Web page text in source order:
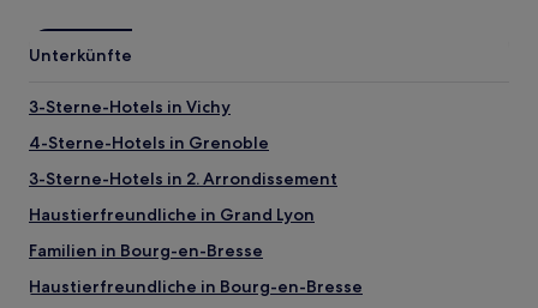
Unterkünfte
3-Sterne-Hotels in Vichy
4-Sterne-Hotels in Grenoble
3-Sterne-Hotels in 2. Arrondissement
Haustierfreundliche in Grand Lyon
Familien in Bourg-en-Bresse
Haustierfreundliche in Bourg-en-Bresse